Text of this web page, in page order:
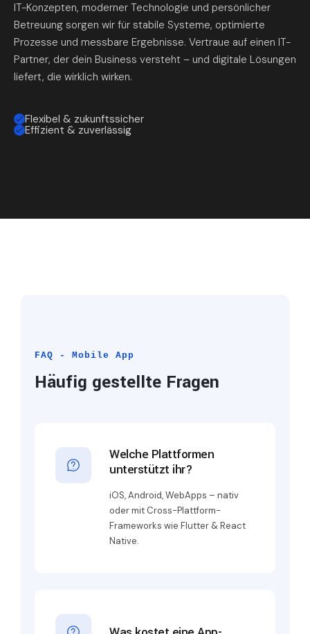
IT-Konzepten, moderner Technologie und persönlicher
Betreuung sorgen wir für stabile Systeme, optimierte
Prozesse und messbare Ergebnisse. Vertraue auf einen IT-
Partner, der dein Business versteht – und digitale Lösungen
liefert, die wirklich wirken.
Flexibel & zukunftssicher
Effizient & zuverlässig
FAQ - Mobile App
Häufig gestellte Fragen
Welche Plattformen
unterstützt ihr?
iOS, Android, WebApps – nativ
oder mit Cross-Plattform-
Frameworks wie Flutter & React
Native.